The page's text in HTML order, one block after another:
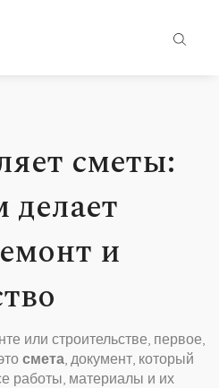
сметы:
делает
и
или строительстве, первое,
смета, документ, который
работы, материалы и их